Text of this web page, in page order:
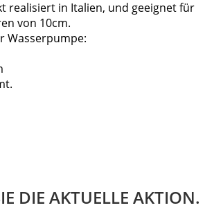
realisiert in Italien, und geeignet für
von 10cm.
Wasserpumpe:
DIE AKTUELLE AKTION.